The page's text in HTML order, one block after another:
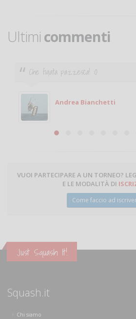
Ultimi commenti
Che figata pazzesca! :O
Andrea Bianchetti
VUOI PARTECIPARE A UN TORNEO?
E LE MODALITÀ DI
Come faccio ad
Just Squash It!
Squash.it
Chi siamo